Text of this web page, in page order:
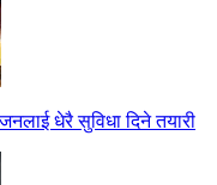
धेरै सुविधा दिने तयारी